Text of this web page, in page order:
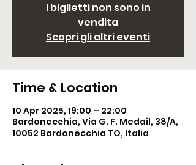
I biglietti non sono in
vendita
Scopri gli altri eventi
Time & Location
10 Apr 2025, 19:00 – 22:00
Bardonecchia, Via G. F. Medail, 38/A,
10052 Bardonecchia TO, Italia